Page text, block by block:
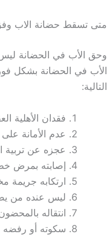
متى تسقط حضانة الاب وفق
وحق الأب في الحضانة ليس
الأب في الحضانة بشكل
التالية:
فقدان الأهلية
عدم الأمانة
عجزه عن تربية
إصابته بمرض
ارتكابه جريمة
ليس عنده من
انتقاله
سكوته أو رفضه